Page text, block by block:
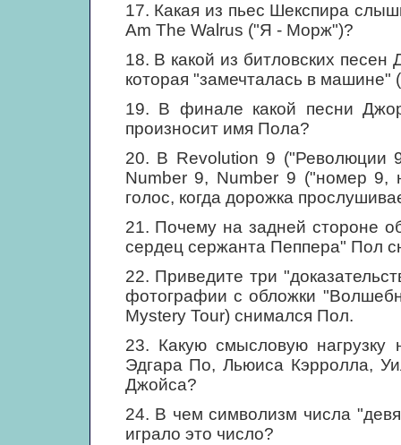
17. Какая из пьес Шекспира
Am The Walrus ("Я - Морж")?
18. В какой из битловских
которая "замечталась в машине"
19. В финале какой песни
произносит имя Пола?
20. В Revolution 9 ("Революции
Number 9, Number 9 ("номер 9,
голос, когда дорожка
21. Почему на задней стороне
сердец сержанта Пеппера" Пол
22. Приведите три
фотографии с обложки
Mystery Tour) снимался Пол.
23. Какую смысловую нагрузку
Эдгара По, Льюиса Кэрролла,
Джойса?
24. В чем символизм числа
играло это число?